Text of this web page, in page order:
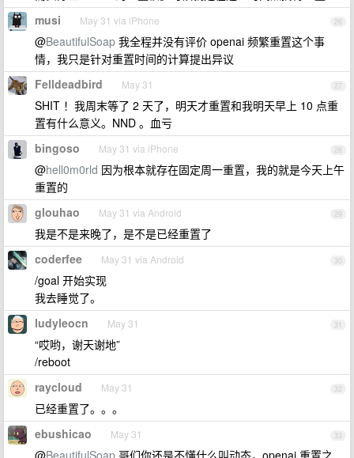
26
musi May 31 via iPhone
@BeautifulSoap 我全程并没有评价 openai 频繁重置这个事
情，我只是针对重置时间的计算提出异议
27
Felldeadbird May 31
SHIT ！我周末等了 2 天了，明天才重置和我明天早上 10 点重
置有什么意义。NND 。血亏
28
bingoso May 31 via iPhone
@hell0m0rld 因为根本就存在固定周一重置，我的就是今天上午
重置的
29
glouhao May 31 via Android
我是不是来晚了，是不是已经重置了
30
coderfee May 31 via Android
/goal 开始实现
我去睡觉了。
31
ludyleocn May 31
“哎哟，谢天谢地”
/reboot
32
raycloud May 31
已经重置了。。。
33
ebushicao May 31
@BeautifulSoap 哥们你还是不懂什么叫动态，openai 重置之